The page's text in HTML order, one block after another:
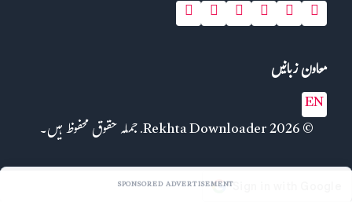
SPONSORED ADVERTISEMENT
معاون زبانیں
EN
© 2026 Rekhta Downloader. جملہ حقوق محفوظ ہیں۔